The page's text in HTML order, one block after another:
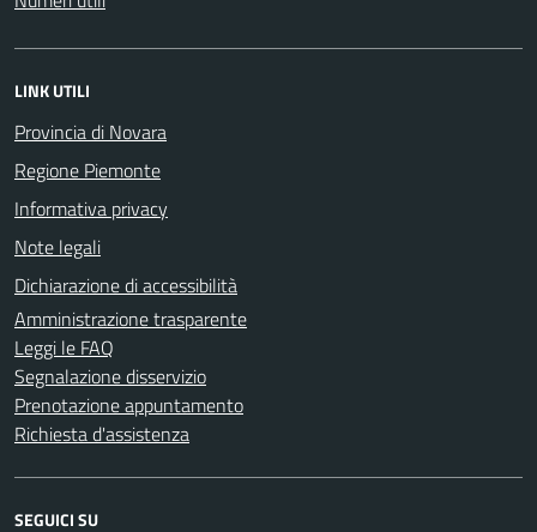
LINK UTILI
Provincia di Novara
Regione Piemonte
Informativa privacy
Note legali
Dichiarazione di accessibilità
Amministrazione trasparente
Leggi le FAQ
Segnalazione disservizio
Prenotazione appuntamento
Richiesta d'assistenza
SEGUICI SU